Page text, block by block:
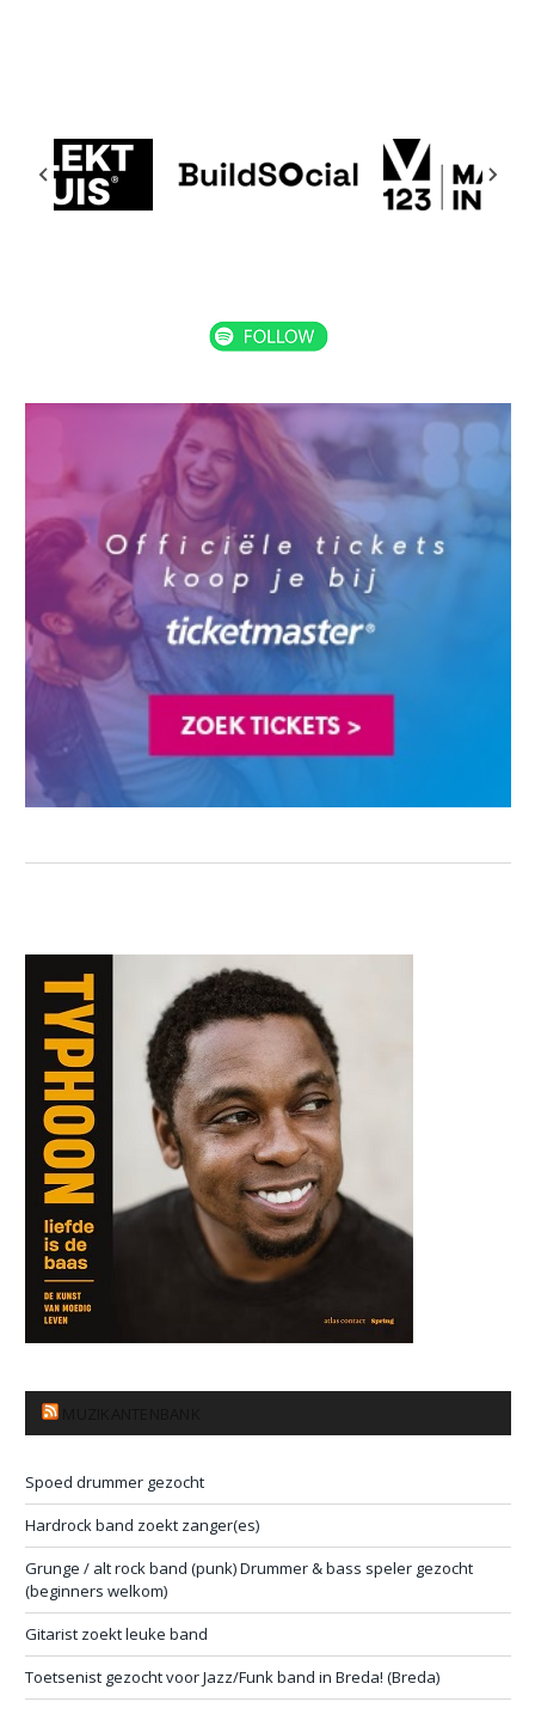
Spoed drummer gezocht
Hardrock band zoekt zanger(es)
Grunge / alt rock band (punk) Drummer & bass speler gezocht
(beginners welkom)
Gitarist zoekt leuke band
Toetsenist gezocht voor Jazz/Funk band in Breda! (Breda)